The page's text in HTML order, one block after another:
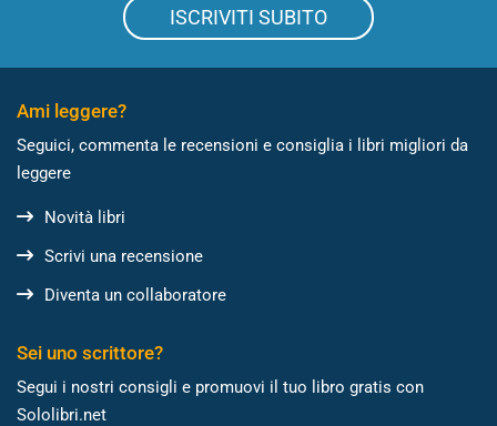
ISCRIVITI SUBITO
Ami leggere?
Seguici, commenta le recensioni e consiglia i libri migliori da
leggere
Novità libri
Scrivi una recensione
Diventa un collaboratore
Sei uno scrittore?
Segui i nostri consigli e promuovi il tuo libro gratis con
Sololibri.net